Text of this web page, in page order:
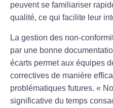
peuvent se familiariser
qualité, ce qui facilite leur
La gestion des non-
par une bonne
écarts permet aux équipes
correctives de manière
problématiques futures. «
significative du temps